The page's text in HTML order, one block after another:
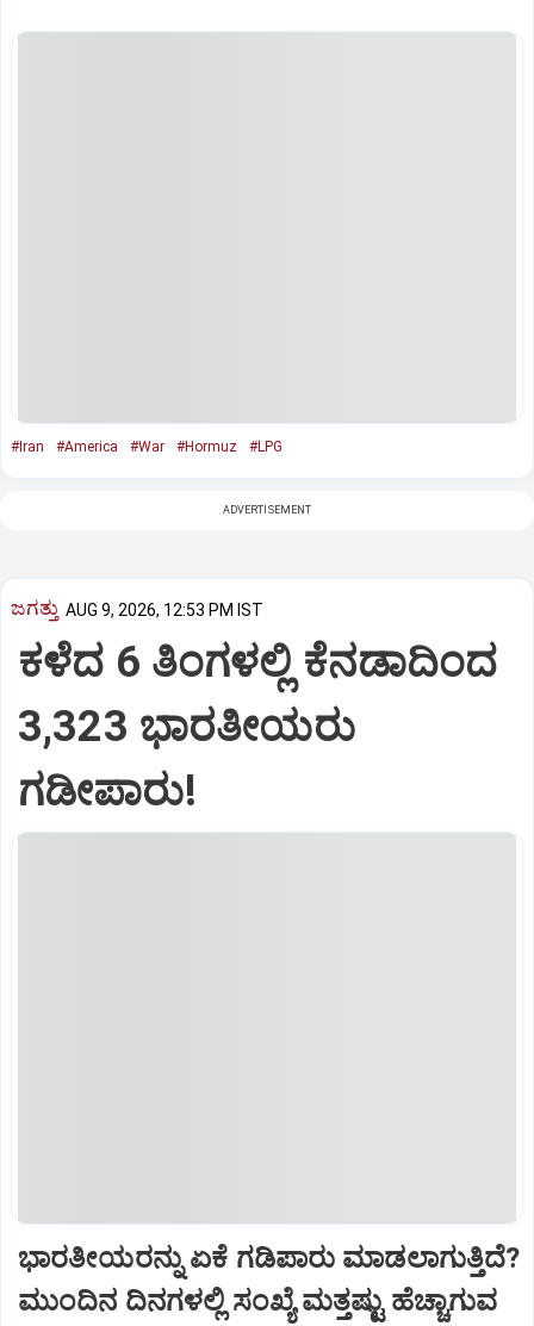
#Iran #America #War #Hormuz #LPG
ADVERTISEMENT
ಜಗತ್ತು AUG 9, 2026, 12:53 PM IST
ಕಳೆದ 6 ತಿಂಗಳಲ್ಲಿ ಕೆನಡಾದಿಂದ
3,323 ಭಾರತೀಯರು
ಗಡೀಪಾರು!
ಭಾರತೀಯರನ್ನು ಏಕೆ ಗಡಿಪಾರು ಮಾಡಲಾಗುತ್ತಿದೆ?
ಮುಂದಿನ ದಿನಗಳಲ್ಲಿ ಸಂಖ್ಯೆ ಮತ್ತಷ್ಟು ಹೆಚ್ಚಾಗುವ